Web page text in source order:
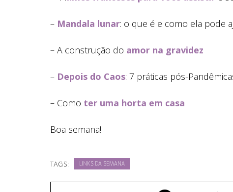
– Mandala lunar: o que é e como ela pode
– A construção do amor na gravidez
– Depois do Caos: 7 práticas pós-
– Como ter uma horta em casa
Boa semana!
TAGS: LINKS DA SEMANA